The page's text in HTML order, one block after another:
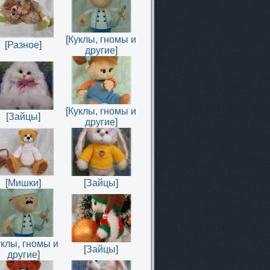
[Разное]
[Куклы, гномы и
другие]
[Зайцы]
[Куклы, гномы и
другие]
[Мишки] [Зайцы]
гномы и
другие]
[Зайцы]